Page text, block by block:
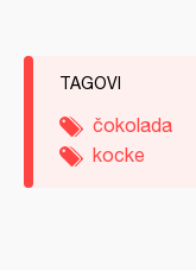
TAGOVI
čokolada
kocke